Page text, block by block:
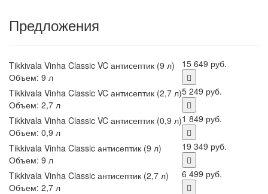
Предложения
Tikkivala Vinha Classic VC антисептик (9 л)
Объем: 9 л
15 649 руб.
Tikkivala Vinha Classic VC антисептик (2,7 л)
Объем: 2,7 л
5 249 руб.
Tikkivala Vinha Classic VC антисептик (0,9 л)
Объем: 0,9 л
1 849 руб.
Tikkivala Vinha Classic антисептик (9 л)
Объем: 9 л
19 349 руб.
Tikkivala Vinha Classic антисептик (2,7 л)
Объем: 2,7 л
6 499 руб.